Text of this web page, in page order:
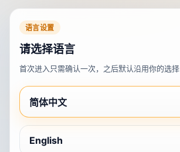
语言设置
请选择语言
首次进入只需确认一次，之后默认沿用你的选择
简体中文
English